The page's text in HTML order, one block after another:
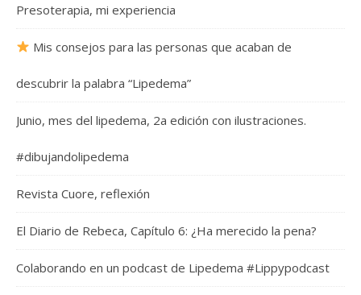
Presoterapia, mi experiencia
Mis consejos para las personas que acaban de
descubrir la palabra “Lipedema”
Junio, mes del lipedema, 2a edición con ilustraciones.
#dibujandolipedema
Revista Cuore, reflexión
El Diario de Rebeca, Capítulo 6: ¿Ha merecido la pena?
Colaborando en un podcast de Lipedema #Lippypodcast